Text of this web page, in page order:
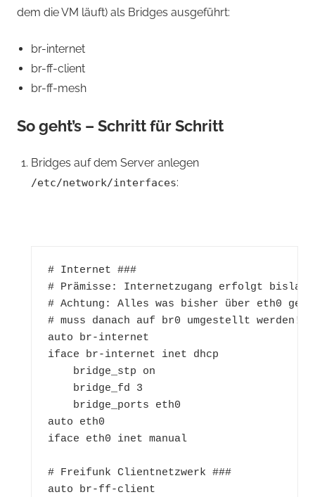
dem die VM läuft) als Bridges ausgeführt:
br-internet
br-ff-client
br-ff-mesh
So geht’s – Schritt für Schritt
Bridges auf dem Server anlegen
/etc/network/interfaces:
# Internet ###
# Prämisse: Internetzugang erfolgt
# Achtung: Alles was bisher über eth0
# muss danach auf br0 umgestellt werden!
auto br-internet
iface br-internet inet dhcp
    bridge_stp on
    bridge_fd 3
    bridge_ports eth0
auto eth0
iface eth0 inet manual
# Freifunk Clientnetzwerk ###
auto br-ff-client